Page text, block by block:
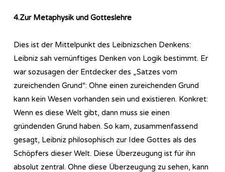
4.Zur Metaphysik und Gotteslehre
Dies ist der Mittelpunkt des Leibnizschen Denkens:
Leibniz sah vernünftiges Denken von Logik bestimmt. Er
war sozusagen der Entdecker des „Satzes vom
zureichenden Grund“: Ohne einen zureichenden Grund
kann kein Wesen vorhanden sein und existieren. Konkret:
Wenn es diese Welt gibt, dann muss sie einen
gründenden Grund haben. So kam, zusammenfassend
gesagt, Leibniz philosophisch zur Idee Gottes als des
Schöpfers dieser Welt. Diese Überzeugung ist für ihn
absolut zentral. Ohne diese Überzeugung zu sehen, kann